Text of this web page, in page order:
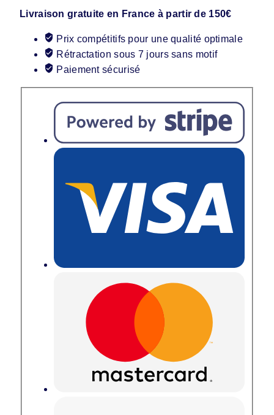
Livraison gratuite en France à partir de 150€
Prix compétitifs pour une qualité optimale
Rétractation sous 7 jours sans motif
Paiement sécurisé